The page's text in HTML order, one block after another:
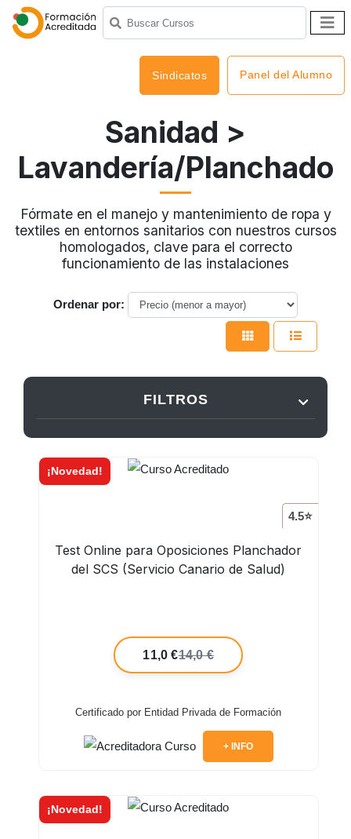
Sindicatos Panel del Alumno
Sanidad >
Lavandería/Planchado
Fórmate en el manejo y mantenimiento de ropa y
textiles en entornos sanitarios con nuestros cursos
homologados, clave para el correcto
funcionamiento de las instalaciones
Ordenar por:
FILTROS
¡Novedad!
4.5⭐
Test Online para Oposiciones Planchador
del SCS (Servicio Canario de Salud)
11,0 €14,0 €
Certificado por Entidad Privada de Formación
+ INFO
¡Novedad!